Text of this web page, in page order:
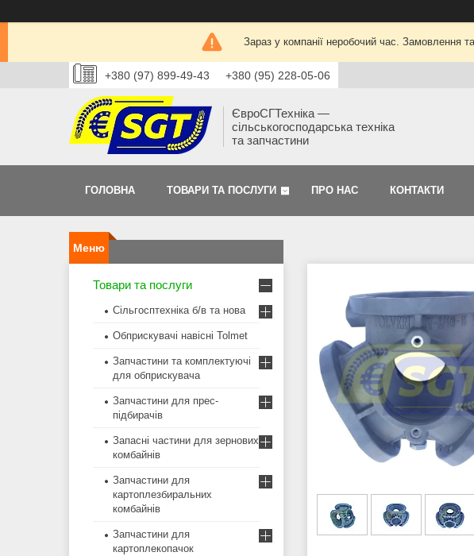
Зараз у компанії неробочий час. Замовлення
+380 (97) 899-49-43 +380 (95) 228-05-06
ЄвроСГТехніка —
сільськогосподарська техніка
та запчастини
ГОЛОВНА ТОВАРИ ТА ПОСЛУГИ ПРО НАС КОНТАКТИ
Товари та послуги
Сільгосптехніка б/в та нова
Обприскувачі навісні Tolmet
Запчастини та комплектуючі
для обприскувача
Запчастини для прес-
підбирачів
Запасні частини для зернових
комбайнів
Запчастини для
картоплезбиральних
комбайнів
Запчастини для
картоплекопачок